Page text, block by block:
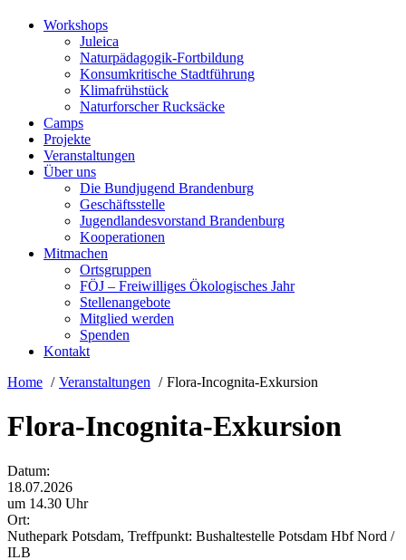
Workshops
Juleica
Naturpädagogik-Fortbildung
Konsumkritische Stadtführung
Klimafrühstück
Naturforscher Rucksäcke
Camps
Projekte
Veranstaltungen
Über uns
Die Bundjugend Brandenburg
Geschäftsstelle
Jugendlandesvorstand Brandenburg
Kooperationen
Mitmachen
Ortsgruppen
FÖJ – Freiwilliges Ökologisches Jahr
Stellenangebote
Mitglied werden
Spenden
Kontakt
Home
Veranstaltungen Flora-Incognita-Exkursion
Flora-Incognita-Exkursion
Datum:
18.07.2026
um 14.30 Uhr
Ort:
Nuthepark Potsdam, Treffpunkt: Bushaltestelle Potsdam Hbf Nord /
ILB